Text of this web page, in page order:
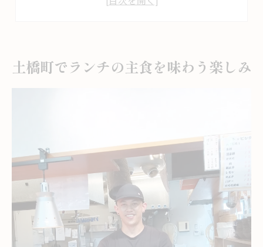
今治らしい主食ランチの魅力に迫る
ランチで味わう今治らしさと主食の調和
今治のソウルフードを楽しむランチ体験
伝統と新しさが出会うランチ主食の魅力
気分で選べる土橋町ランチ主食特集
気分に合わせた主食選びでランチを満喫
ランチシーン別おすすめ主食の楽しみ方
和食洋食で味わう土橋町のランチ体験
土橋町でランチの主食を味わう楽しみ